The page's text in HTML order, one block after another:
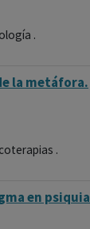
.
la metáfora.
.
en